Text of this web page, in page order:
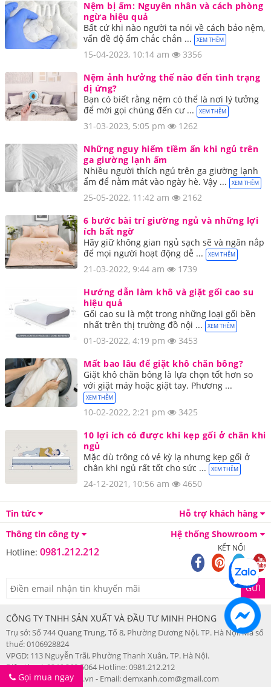
Nệm bị ẩm: Nguyên nhân và cách phòng
ngừa hiệu quả
Bất cứ khi nào người ta nói về cách bảo nệm,
vấn đề độ ẩm chắc chắn ...
XEM THÊM
15-04-2023, 10:14 am
3356
Nệm ảnh hưởng thế nào đến tình trạng
dị ứng?
Bạn có biết rằng nệm có thể là nơi lý tưởng
để mời gọi chúng đến cư ...
XEM THÊM
31-03-2023, 5:05 pm
1262
Những nguy hiểm tiềm ẩn khi ngủ trên
ga giường lạnh ẩm
Nhiều người thích ngủ trên ga giường lạnh
ẩm để nằm mát vào ngày hè. Vậy ...
XEM THÊM
25-05-2022, 11:42 am
2162
6 bước bài trí giường ngủ và những lợi
ích bất ngờ
Hãy giữ không gian ngủ sạch sẽ và ngăn nắp
để mọi người hoạt động dễ ...
XEM THÊM
21-03-2022, 9:44 am
1739
Hướng dẫn làm khô và giặt gối cao su
hiệu quả
Gối cao su là một trong những loại gối bền
nhất trên thị trường đồ nội ...
XEM THÊM
01-03-2022, 4:19 pm
3453
Mất bao lâu để giặt khô chăn bông?
Giặt khô chăn bông là lựa chọn tốt hơn so
với giặt máy hoặc giặt tay. Phương ...
XEM THÊM
10-02-2022, 2:21 pm
3425
10 lợi ích có được khi kẹp gối ở chân khi
ngủ
Mặc dù trông có vẻ kỳ lạ nhưng kẹp gối ở
chân khi ngủ rất tốt cho sức ...
XEM THÊM
24-12-2021, 10:56 am 4650
Tin tức
Hỗ trợ khách hàng
Thông tin công ty
Hệ thống Showroom
Hotline: 0981.212.212 KẾT NỐI
GỬI
CÔNG TY TNHH SẢN XUẤT VÀ ĐẦU TƯ MINH PHONG
Trụ sở: Số 744 Quang Trung, Tổ 8, Phường Dương Nội, TP. Hà Nội. Mã số
thuế: 0106928824
VPGD: 113 Nguyễn Trãi, Phường Thanh Xuân, TP. Hà Nội.
Điện thoại: 0246.260.5064 Hotline: 0981.212.212
Web: songhonghanoi.vn - Email: demxanh.com@gmail.com
Gọi mua ngay